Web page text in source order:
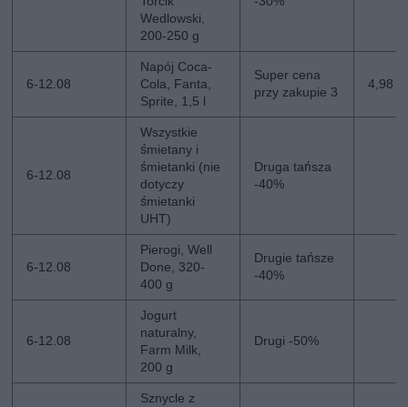
Wedlowski,
200-250 g
6-12.08
Napój Coca-
Cola, Fanta,
Sprite, 1,5 l
Super cena
przy zakupie 3
4,98
6-12.08
Wszystkie
śmietany i
śmietanki (nie
dotyczy
śmietanki
UHT)
Druga tańsza
-40%
6-12.08
Pierogi, Well
Done, 320-
400 g
Drugie tańsze
-40%
6-12.08
Jogurt
naturalny,
Farm Milk,
200 g
Drugi -50%
Sznycle z